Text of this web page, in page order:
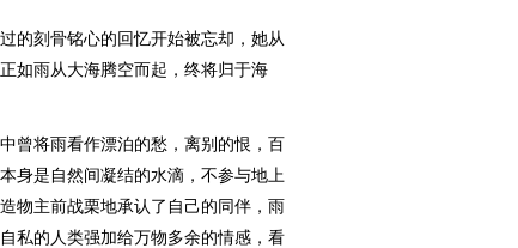
刻骨铭心的回忆开始被忘却，她从
如雨从大海腾空而起，终将归于海
将雨看作漂泊的愁，离别的恨，百
身是自然间凝结的水滴，不参与地上
物主前战栗地承认了自己的同伴，雨
私的人类强加给万物多余的情感，看